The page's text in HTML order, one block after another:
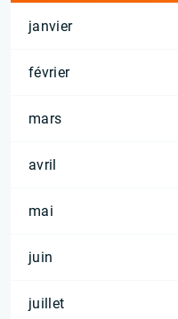
janvier
février
mars
avril
mai
juin
juillet